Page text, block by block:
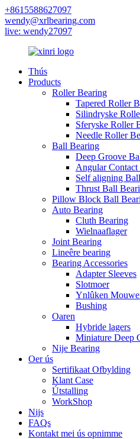
+8615588627097
wendy@xrlbearing.com
live: wendy27097
Thús
Products
Roller Bearing
Tapered Roller
Silindryske
Sferyske Roller
Needle Roller
Ball Bearing
Deep Groove
Angular
Self aligning
Thrust Ball
Pillow Block Ball
Auto Bearing
Cluth Bearing
Wielnaaflager
Joint Bearing
Lineêre bearing
Bearing Accessories
Adapter Sleeves
Slotmoer
Ynlûken
Bushing
Oaren
Hybride lagers
Miniature Deep
Nije Bearing
Oer ús
Sertifikaat Ofbylding
Klant Case
Útstalling
WorkShop
Nijs
FAQs
Kontakt mei ús opnimme